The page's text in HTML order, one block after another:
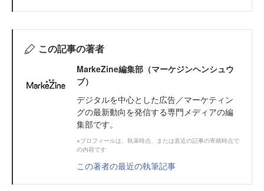
この記事の著者
MarkeZine編集部（マーケジンヘンシュウ
ブ）
デジタルを中心とした広告／マーケティン
グの最新動向を発信する専門メディアの編
集部です。
※プロフィールは、執筆時点、または直近の記事の寄稿時点で
の内容です
この著者の最近の執筆記事